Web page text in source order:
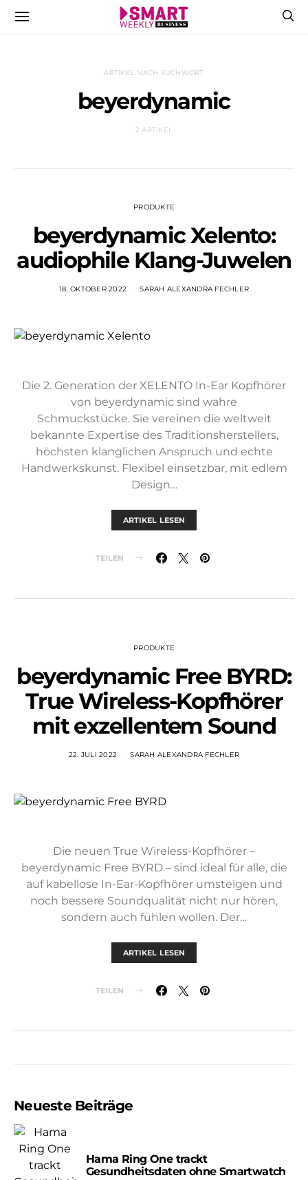
ARTIKEL NACH SUCHWORT
beyerdynamic
2 ARTIKEL
PRODUKTE
beyerdynamic Xelento:
audiophile Klang-Juwelen
18. OKTOBER 2022 SARAH ALEXANDRA FECHLER
Die 2. Generation der XELENTO In-Ear Kopfhörer
von beyerdynamic sind wahre
Schmuckstücke. Sie vereinen die weltweit
bekannte Expertise des Traditionsherstellers,
höchsten klanglichen Anspruch und echte
Handwerkskunst. Flexibel einsetzbar, mit edlem
Design…
ARTIKEL LESEN
TEILEN
PRODUKTE
beyerdynamic Free BYRD:
True Wireless-Kopfhörer
mit exzellentem Sound
22. JULI 2022 SARAH ALEXANDRA FECHLER
Die neuen True Wireless-Kopfhörer –
beyerdynamic Free BYRD – sind ideal für alle, die
auf kabellose In-Ear-Kopfhörer umsteigen und
noch bessere Soundqualität nicht nur hören,
sondern auch fühlen wollen. Der…
ARTIKEL LESEN
TEILEN
Neueste Beiträge
Hama Ring One trackt
Gesundheitsdaten ohne Smartwatch